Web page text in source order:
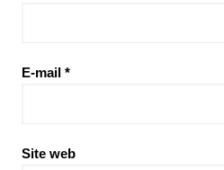
E-mail *
Site web